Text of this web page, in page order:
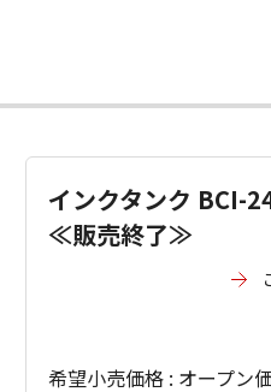
インクタンク BCI-
≪販売終了≫
希望小売価格 : オープン